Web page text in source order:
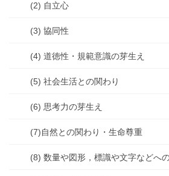
(2) 自立心
(3) 協同性
(4) 道徳性・規範意識の芽生え
(5) 社会生活との関わり
(6) 思考力の芽生え
(7)自然との関わり・生命尊重
(8) 数量や図形，標識や文字などへ